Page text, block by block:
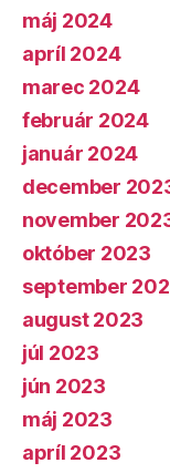
máj 2024
apríl 2024
marec 2024
február 2024
január 2024
december
november
október 2023
september
august 2023
júl 2023
jún 2023
máj 2023
apríl 2023